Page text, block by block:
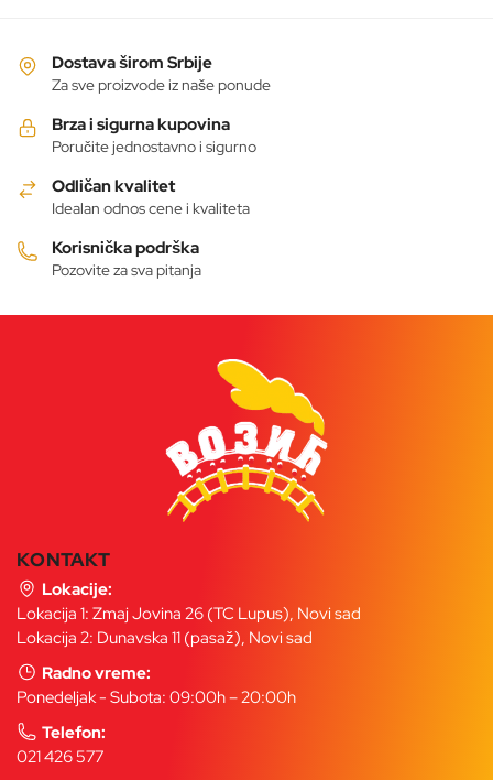
Dostava širom Srbije
Za sve proizvode iz naše ponude
Brza i sigurna kupovina
Poručite jednostavno i sigurno
Odličan kvalitet
Idealan odnos cene i kvaliteta
Korisnička podrška
Pozovite za sva pitanja
KONTAKT
Lokacije:
Lokacija 1: Zmaj Jovina 26 (TC Lupus), Novi sad
Lokacija 2: Dunavska 11 (pasaž), Novi sad
Radno vreme:
Ponedeljak - Subota: 09:00h – 20:00h
Telefon:
021 426 577